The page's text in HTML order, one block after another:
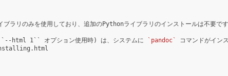
ラリのみを使用しており、追加のPythonライブラリのインストールは不要です
html 1`` オプション使用時) は、システムに `pandoc`
コマンドがイン